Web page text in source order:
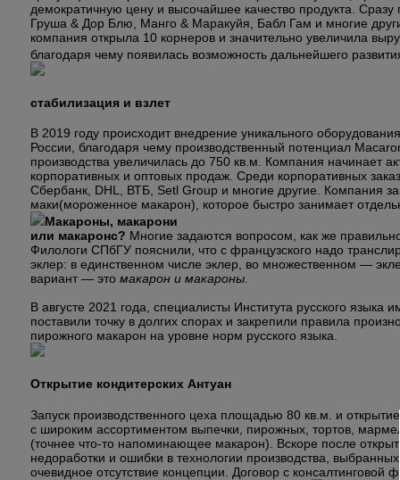
демократичную цену и высочайшее качество продукта.
Груша & Дор Блю, Манго & Маракуйя, Бабл Гам и многие
компания открыла 10 корнеров и значительно увеличила
благодаря чему появилась возможность дальнейшего
стабилизация и взлет
В 2019 году происходит внедрение уникального
России, благодаря чему производственный потенциал
производства увеличилась до 750 кв.м. Компания начинает
корпоративных и оптовых продаж. Среди корпоративных
Сбербанк, DHL, ВТБ, Setl Group и многие другие. Компания
маки(мороженное макарон), которое быстро занимает
Макароны, макарони
или макаронс? Многие задаются вопросом, как же
Филологи СПбГУ пояснили, что с французского надо
эклер: в единственном числе эклер, во множественном —
вариант — это макарон и макароны.
В августе 2021 года, специалисты Института русского языка
поставили точку в долгих спорах и закрепили правила
пирожного макарон на уровне норм русского языка.
Открытие кондитерских Антуан
Запуск производственного цеха площадью 80 кв.м. и
с широким ассортиментом выпечки, пирожных, тортов,
(точнее что-то напоминающее макарон). Вскоре после
недоработки и ошибки в технологии производства,
очевидное отсутствие концепции. Договор с консалтинговой